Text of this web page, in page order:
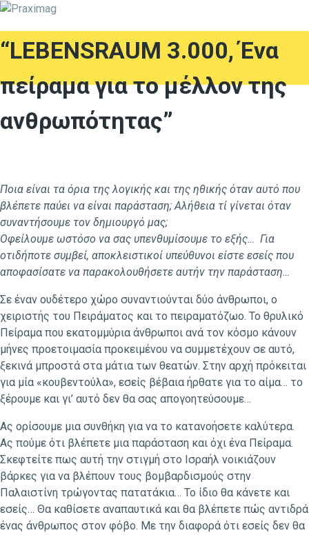
“LEBENSRAUM 3.000, Ένα
πείραμα για το μέλλον της
ανθρωπότητας”
Ποια είναι τα όρια της λογικής και της ηθικής όταν αυτό που
βλέπετε παύει να είναι παράσταση; Αλήθεια τί γίνεται όταν
συναντήσουμε τον δημιουργό μας;
Οφείλουμε ωστόσο να σας υπενθυμίσουμε το εξής… Για
οτιδήποτε συμβεί, αποκλειστικοί υπεύθυνοι είστε εσείς που
αποφασίσατε να παρακολουθήσετε αυτήν την παράσταση…
Σε έναν ουδέτερο χώρο συναντιούνται δύο άνθρωποι, ο
χειριστής του Πειράματος και το πειραματόζωο. To θρυλικό
Πείραμα που εκατομμύρια άνθρωποι ανά τον κόσμο κάνουν
μήνες προετοιμασία προκειμένου να συμμετέχουν σε αυτό,
ξεκινά μπροστά στα μάτια των θεατών. Στην αρχή πρόκειται
για μία «κουβεντούλα», εσείς βέβαια ήρθατε για το αίμα… το
ξέρουμε και γι’ αυτό δεν θα σας απογοητεύσουμε…
Ας ορίσουμε μια συνθήκη για να το κατανοήσετε καλύτερα.
Ας πούμε ότι βλέπετε μια παράσταση και όχι ένα Πείραμα.
Σκεφτείτε πως αυτή την στιγμή στο Ισραήλ νοικιάζουν
βάρκες για να βλέπουν τους βομβαρδισμούς στην
Παλαιστίνη τρώγοντας πατατάκια… Το ίδιο θα κάνετε και
εσείς… Θα καθίσετε αναπαυτικά και θα βλέπετε πώς αντιδρά
ένας άνθρωπος στον φόβο. Με την διαφορά ότι εσείς δεν θα